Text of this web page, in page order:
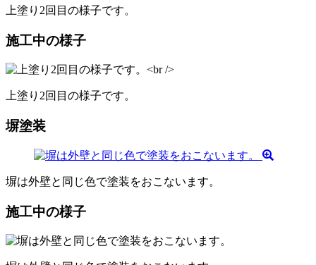
上塗り2回目の様子です。
施工中の様子
上塗り2回目の様子です。
塀塗装
塀は外壁と同じ色で塗装をおこないます。
施工中の様子